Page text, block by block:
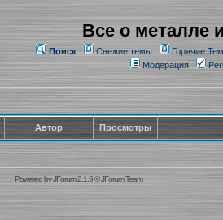
Все о металле
Поиск Свежие темы Горячие
Модерация
Автор Просмотры
Powered byJForum 2.1.9©JForum Team